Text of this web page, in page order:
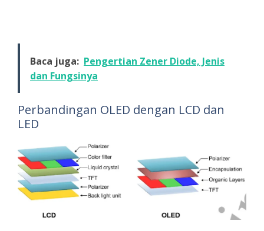
Baca juga: Pengertian Zener Diode, Jenis
dan Fungsinya
Perbandingan OLED dengan LCD dan
LED